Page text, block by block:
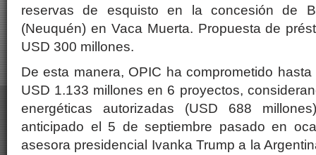
reservas de esquisto en la concesión de
(Neuquén) en Vaca Muerta. Propuesta de
USD 300 millones.
De esta manera, OPIC ha comprometido
USD 1.133 millones en 6 proyectos,
energéticas autorizadas (USD 688
anticipado el 5 de septiembre pasado en
asesora presidencial Ivanka Trump a la